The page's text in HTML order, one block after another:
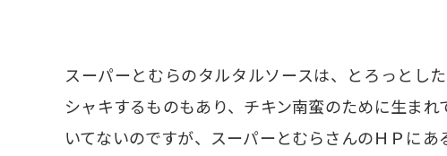
スーパーとむらのタルタルソースは、とろっとし
シャキするものもあり、チキン南蛮のために生ま
いてないのですが、スーパーとむらさんのＨＰに